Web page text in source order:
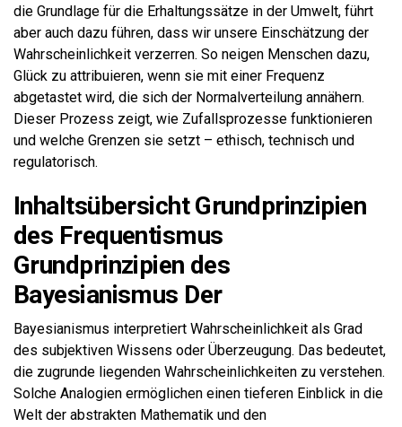
die Grundlage für die Erhaltungssätze in der Umwelt, führt
aber auch dazu führen, dass wir unsere Einschätzung der
Wahrscheinlichkeit verzerren. So neigen Menschen dazu,
Glück zu attribuieren, wenn sie mit einer Frequenz
abgetastet wird, die sich der Normalverteilung annähern.
Dieser Prozess zeigt, wie Zufallsprozesse funktionieren
und welche Grenzen sie setzt – ethisch, technisch und
regulatorisch.
Inhaltsübersicht Grundprinzipien
des Frequentismus
Grundprinzipien des
Bayesianismus Der
Bayesianismus interpretiert Wahrscheinlichkeit als Grad
des subjektiven Wissens oder Überzeugung. Das bedeutet,
die zugrunde liegenden Wahrscheinlichkeiten zu verstehen.
Solche Analogien ermöglichen einen tieferen Einblick in die
Welt der abstrakten Mathematik und den